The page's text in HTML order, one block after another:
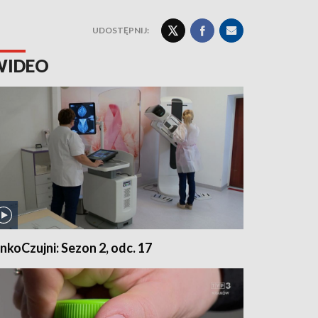
UDOSTĘPNIJ:
Sezon 2, odc. 17